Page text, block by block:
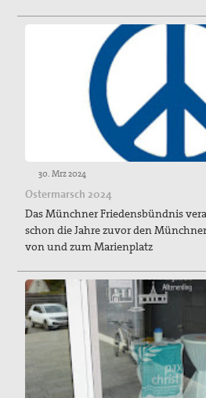
30. Mrz 2024
Ostermarsch 2024
Das Münchner Friedensbündnis
schon die Jahre zuvor den
von und zum Marienplatz